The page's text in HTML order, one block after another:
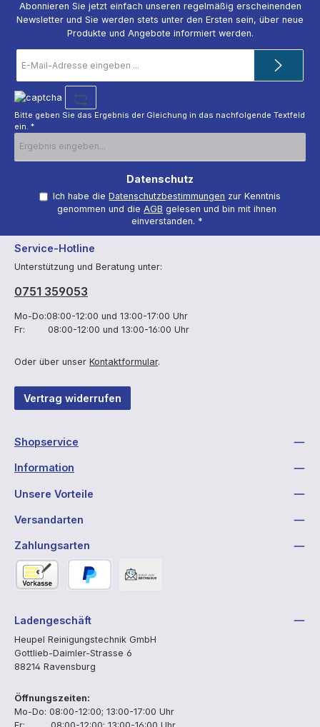
Abonnieren Sie jetzt einfach unseren regelmäßig erscheinenden
Newsletter und Sie werden stets unter den Ersten sein, über neue
Produkte und Angebote informiert werden.
Mail-
Adresse
*
Bitte geben Sie das Ergebnis der Gleichung in das nachfolgende Textfeld
ein. *
Datenschutz
Ich habe dieDatenschutzbestimmungen zur Kenntnis
genommen und dieAGB gelesen und bin mit ihnen
einverstanden. *
Service-Hotline
Unterstützung und Beratung unter:
0751 359053
Mo-Do:08:00-12:00 und 13:00-17:00 Uhr
Fr: 08:00-12:00 und 13:00-16:00 Uhr
Oder über unser Kontaktformular.
Vertrag widerrufen
Shopservice
Information
Unsere Vorteile
Versandarten
Zahlungsarten
Ladengeschäft
Heupel Reinigungstechnik GmbH
Gottlieb-Daimler-Strasse 6
88214 Ravensburg
Öffnungszeiten:
Mo-Do: 08:00-12:00; 13:00-17:00 Uhr